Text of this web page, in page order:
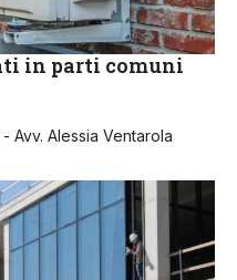
in parti comuni
Avv. Alessia Ventarola